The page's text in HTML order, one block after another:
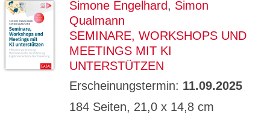
Simone Engelhard, Simon
Qualmann
SEMINARE, WORKSHOPS UND
MEETINGS MIT KI
UNTERSTÜTZEN
Erscheinungstermin: 11.09.2025
184 Seiten, 21,0 x 14,8 cm